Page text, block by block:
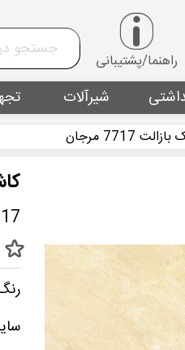
راهنما/پشتیبانی
شیرآلات
7717 مرجان